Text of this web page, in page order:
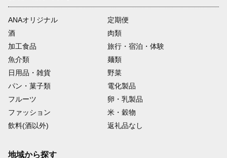
ANAオリジナル
定期便
酒
肉類
加工食品
旅行・宿泊・体験
魚介類
麺類
日用品・雑貨
野菜
パン・菓子類
電化製品
フルーツ
卵・乳製品
ファッション
米・穀物
飲料(酒以外)
返礼品なし
地域から探す